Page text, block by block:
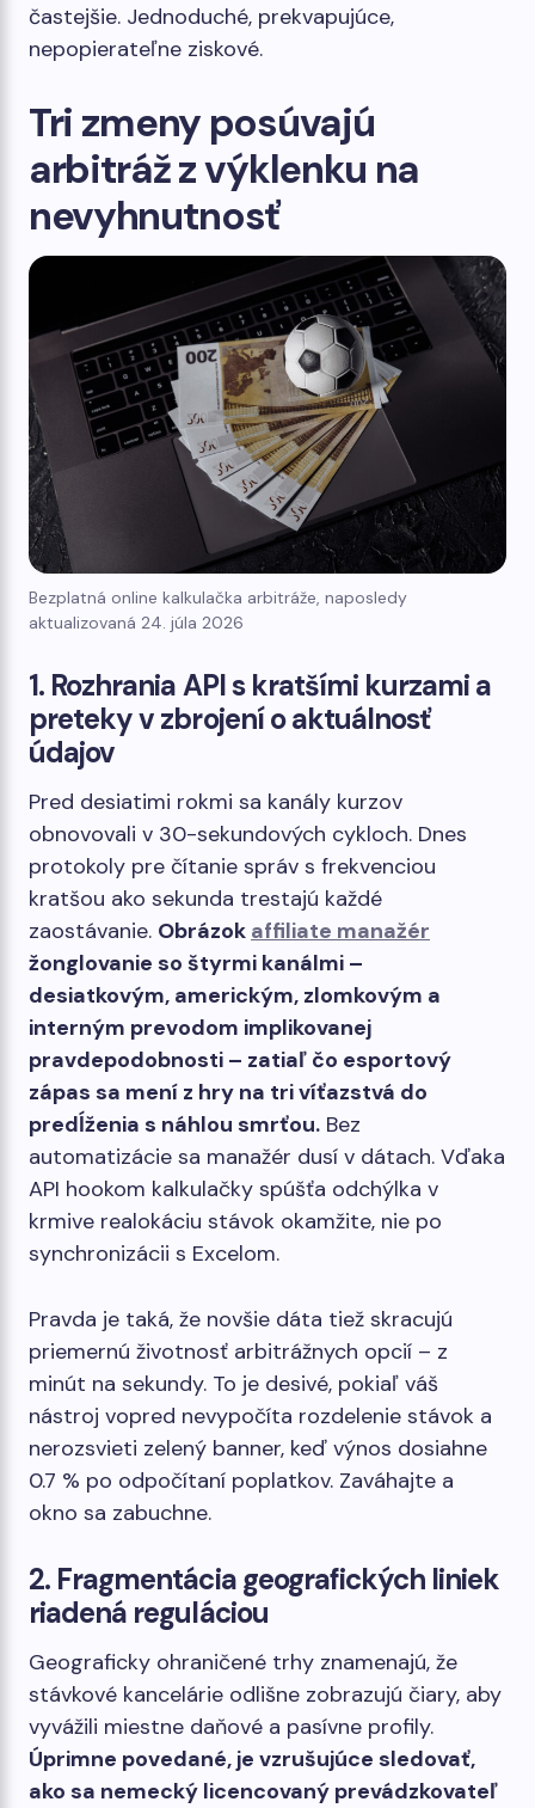
častejšie. Jednoduché, prekvapujúce,
nepopierateľne ziskové.
Tri zmeny posúvajú
arbitráž z výklenku na
nevyhnutnosť
Bezplatná online kalkulačka arbitráže, naposledy
aktualizovaná 24. júla 2026
1. Rozhrania API s kratšími kurzami a
preteky v zbrojení o aktuálnosť
údajov
Pred desiatimi rokmi sa kanály kurzov
obnovovali v 30-sekundových cykloch. Dnes
protokoly pre čítanie správ s frekvenciou
kratšou ako sekunda trestajú každé
zaostávanie. Obrázok affiliate manažér
žonglovanie so štyrmi kanálmi –
desiatkovým, americkým, zlomkovým a
interným prevodom implikovanej
pravdepodobnosti – zatiaľ čo esportový
zápas sa mení z hry na tri víťazstvá do
predĺženia s náhlou smrťou. Bez
automatizácie sa manažér dusí v dátach. Vďaka
API hookom kalkulačky spúšťa odchýlka v
krmive realokáciu stávok okamžite, nie po
synchronizácii s Excelom.
Pravda je taká, že novšie dáta tiež skracujú
priemernú životnosť arbitrážnych opcií – z
minút na sekundy. To je desivé, pokiaľ váš
nástroj vopred nevypočíta rozdelenie stávok a
nerozsvieti zelený banner, keď výnos dosiahne
0.7 % po odpočítaní poplatkov. Zaváhajte a
okno sa zabuchne.
2. Fragmentácia geografických liniek
riadená reguláciou
Geograficky ohraničené trhy znamenajú, že
stávkové kancelárie odlišne zobrazujú čiary, aby
vyvážili miestne daňové a pasívne profily.
Úprimne povedané, je vzrušujúce sledovať,
ako sa nemecký licencovaný prevádzkovateľ